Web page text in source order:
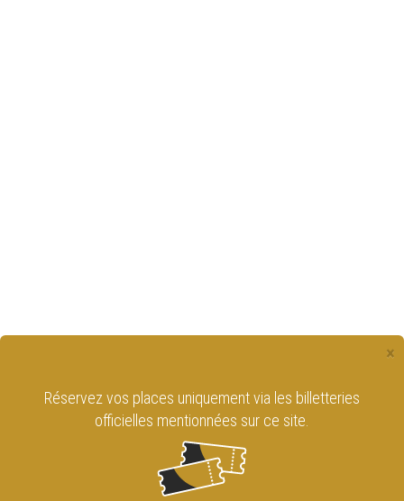
×
Réservez vos places uniquement via les billetteries
officielles mentionnées sur ce site.